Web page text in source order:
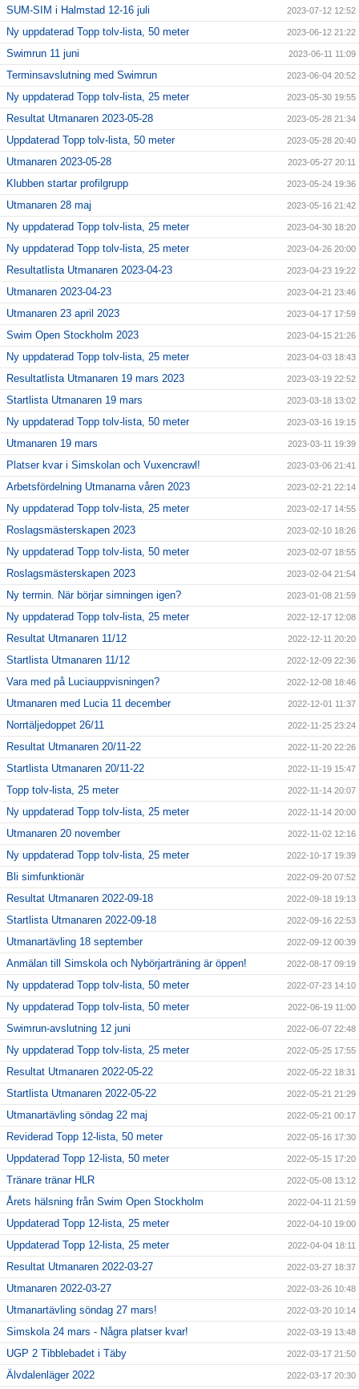
SUM-SIM i Halmstad 12-16 juli 2023-07-12 12:52
Ny uppdaterad Topp tolv-lista, 50 meter 2023-06-12 21:22
Swimrun 11 juni 2023-06-11 11:09
Terminsavslutning med Swimrun 2023-06-04 20:52
Ny uppdaterad Topp tolv-lista, 25 meter 2023-05-30 19:55
Resultat Utmanaren 2023-05-28 2023-05-28 21:34
Uppdaterad Topp tolv-lista, 50 meter 2023-05-28 20:40
Utmanaren 2023-05-28 2023-05-27 20:11
Klubben startar profilgrupp 2023-05-24 19:36
Utmanaren 28 maj 2023-05-16 21:42
Ny uppdaterad Topp tolv-lista, 25 meter 2023-04-30 18:20
Ny uppdaterad Topp tolv-lista, 25 meter 2023-04-26 20:00
Resultatlista Utmanaren 2023-04-23 2023-04-23 19:22
Utmanaren 2023-04-23 2023-04-21 23:46
Utmanaren 23 april 2023 2023-04-17 17:59
Swim Open Stockholm 2023 2023-04-15 21:26
Ny uppdaterad Topp tolv-lista, 25 meter 2023-04-03 18:43
Resultatlista Utmanaren 19 mars 2023 2023-03-19 22:52
Startlista Utmanaren 19 mars 2023-03-18 13:02
Ny uppdaterad Topp tolv-lista, 50 meter 2023-03-16 19:15
Utmanaren 19 mars 2023-03-11 19:39
Platser kvar i Simskolan och Vuxencrawl! 2023-03-06 21:41
Arbetsfördelning Utmanarna våren 2023 2023-02-21 22:14
Ny uppdaterad Topp tolv-lista, 25 meter 2023-02-17 14:55
Roslagsmästerskapen 2023 2023-02-10 18:26
Ny uppdaterad Topp tolv-lista, 50 meter 2023-02-07 18:55
Roslagsmästerskapen 2023 2023-02-04 21:54
Ny termin. När börjar simningen igen? 2023-01-08 21:59
Ny uppdaterad Topp tolv-lista, 25 meter 2022-12-17 12:08
Resultat Utmanaren 11/12 2022-12-11 20:20
Startlista Utmanaren 11/12 2022-12-09 22:36
Vara med på Luciauppvisningen? 2022-12-08 18:46
Utmanaren med Lucia 11 december 2022-12-01 11:37
Norrtäljedoppet 26/11 2022-11-25 23:24
Resultat Utmanaren 20/11-22 2022-11-20 22:26
Startlista Utmanaren 20/11-22 2022-11-19 15:47
Topp tolv-lista, 25 meter 2022-11-14 20:07
Ny uppdaterad Topp tolv-lista, 25 meter 2022-11-14 20:00
Utmanaren 20 november 2022-11-02 12:16
Ny uppdaterad Topp tolv-lista, 25 meter 2022-10-17 19:39
Bli simfunktionär 2022-09-20 07:52
Resultat Utmanaren 2022-09-18 2022-09-18 19:13
Startlista Utmanaren 2022-09-18 2022-09-16 22:53
Utmanartävling 18 september 2022-09-12 00:39
Anmälan till Simskola och Nybörjarträning är öppen! 2022-08-17 09:19
Ny uppdaterad Topp tolv-lista, 50 meter 2022-07-23 14:10
Ny uppdaterad Topp tolv-lista, 50 meter 2022-06-19 11:00
Swimrun-avslutning 12 juni 2022-06-07 22:48
Ny uppdaterad Topp tolv-lista, 25 meter 2022-05-25 17:55
Resultat Utmanaren 2022-05-22 2022-05-22 18:31
Startlista Utmanaren 2022-05-22 2022-05-21 21:29
Utmanartävling söndag 22 maj 2022-05-21 00:17
Reviderad Topp 12-lista, 50 meter 2022-05-16 17:30
Uppdaterad Topp 12-lista, 50 meter 2022-05-15 17:20
Tränare tränar HLR 2022-05-08 13:12
Årets hälsning från Swim Open Stockholm 2022-04-11 21:59
Uppdaterad Topp 12-lista, 25 meter 2022-04-10 19:00
Uppdaterad Topp 12-lista, 25 meter 2022-04-04 18:11
Resultat Utmanaren 2022-03-27 2022-03-27 18:37
Utmanaren 2022-03-27 2022-03-26 10:48
Utmanartävling söndag 27 mars! 2022-03-20 10:14
Simskola 24 mars - Några platser kvar! 2022-03-19 13:48
UGP 2 Tibblebadet i Täby 2022-03-17 21:50
Älvdalenläger 2022 2022-03-17 20:30